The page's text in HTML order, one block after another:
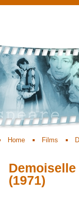
Home Films
Demoiselle
(1971)